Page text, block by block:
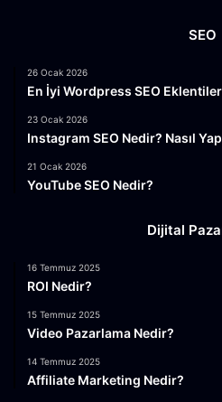
SEO
26 Ocak 2026
En İyi Wordpress SEO
23 Ocak 2026
Instagram SEO Nedir? Nasıl
21 Ocak 2026
YouTube SEO Nedir?
Dijital
16 Temmuz 2025
ROI Nedir?
15 Temmuz 2025
Video Pazarlama Nedir?
14 Temmuz 2025
Affiliate Marketing Nedir?